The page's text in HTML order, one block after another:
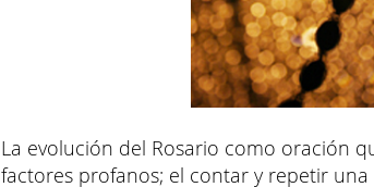
La evolución del Rosario como oración
factores profanos; el contar y repetir